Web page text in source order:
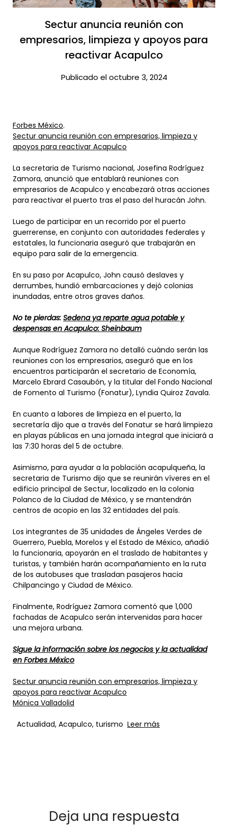
Sectur anuncia reunión con
empresarios, limpieza y apoyos para
reactivar Acapulco​
Publicado el octubre 3, 2024
Forbes México.
Sectur anuncia reunión con empresarios, limpieza y
apoyos para reactivar Acapulco
La secretaria de Turismo nacional, Josefina Rodríguez
Zamora, anunció que entablará reuniones con
empresarios de Acapulco y encabezará otras acciones
para reactivar el puerto tras el paso del huracán John.
Luego de participar en un recorrido por el puerto
guerrerense, en conjunto con autoridades federales y
estatales, la funcionaria aseguró que trabajarán en
equipo para salir de la emergencia.
En su paso por Acapulco, John causó deslaves y
derrumbes, hundió embarcaciones y dejó colonias
inundadas, entre otros graves daños.
No te pierdas: Sedena ya reparte agua potable y
despensas en Acapulco: Sheinbaum
Aunque Rodríguez Zamora no detalló cuándo serán las
reuniones con los empresarios, aseguró que en los
encuentros participarán el secretario de Economía,
Marcelo Ebrard Casaubón, y la titular del Fondo Nacional
de Fomento al Turismo (Fonatur), Lyndia Quiroz Zavala.
En cuanto a labores de limpieza en el puerto, la
secretaría dijo que a través del Fonatur se hará limpieza
en playas públicas en una jornada integral que iniciará a
las 7:30 horas del 5 de octubre.
Asimismo, para ayudar a la población acapulqueña, la
secretaria de Turismo dijo que se reunirán víveres en el
edificio principal de Sectur, localizado en la colonia
Polanco de la Ciudad de México, y se mantendrán
centros de acopio en las 32 entidades del país.
Los integrantes de 35 unidades de Ángeles Verdes de
Guerrero, Puebla, Morelos y el Estado de México, añadió
la funcionaria, apoyarán en el traslado de habitantes y
turistas, y también harán acompañamiento en la ruta
de los autobuses que trasladan pasajeros hacia
Chilpancingo y Ciudad de México.
Finalmente, Rodríguez Zamora comentó que 1,000
fachadas de Acapulco serán intervenidas para hacer
una mejora urbana.
Sigue la información sobre los negocios y la actualidad
en Forbes México
Sectur anuncia reunión con empresarios, limpieza y
apoyos para reactivar Acapulco
Mónica Valladolid
Actualidad, Acapulco, turismo Leer más
Deja una respuesta